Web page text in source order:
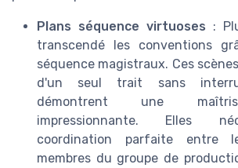
Plans séquence virtuoses :
transcendé les conventions
séquence magistraux. Ces
d'un seul trait sans
démontrent une
impressionnante. Elles
coordination parfaite entre
membres du groupe de